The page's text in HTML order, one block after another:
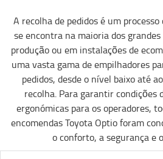
A recolha de pedidos é um
se encontra na maioria dos
produção ou em instalações de
uma vasta gama de empilhadores
pedidos, desde o nível baixo até
recolha. Para garantir condições
ergonómicas para os operadores,
encomendas Toyota Optio foram
o conforto, a segurança e